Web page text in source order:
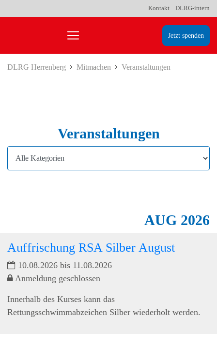
Kontakt DLRG-intern
Jetzt spenden
DLRG Herrenberg Mitmachen Veranstaltungen
Veranstaltungen
AUG 2026
Auffrischung RSA Silber August
10.08.2026 bis 11.08.2026
Anmeldung geschlossen
Innerhalb des Kurses kann das
Rettungsschwimmabzeichen Silber wiederholt werden.